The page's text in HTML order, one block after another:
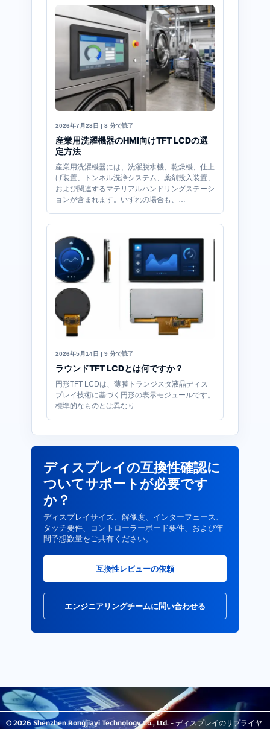
2026年7月28日 | 8 分で読了
産業用洗濯機器のHMI向けTFT LCDの選
定方法
産業用洗濯機器には、洗濯脱水機、乾燥機、仕上
げ装置、トンネル洗浄システム、薬剤投入装置、
および関連するマテリアルハンドリングステーシ
ョンが含まれます。いずれの場合も、…
2026年5月14日 | 9 分で読了
ラウンドTFT LCDとは何ですか？
円形TFT LCDは、薄膜トランジスタ液晶ディス
プレイ技術に基づく円形の表示モジュールです。
標準的なものとは異なり…
ディスプレイの互換性確認に
ついてサポートが必要です
か？
ディスプレイサイズ、解像度、インターフェース、
タッチ要件、コントローラーボード要件、および年
間予想数量をご共有ください。.
互換性レビューの依頼
エンジニアリングチームに問い合わせる
© 2026 Shenzhen Rongjiayi Technology Co., Ltd. - ディスプレイのサプライヤ